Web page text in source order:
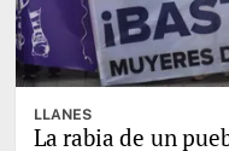
LLANES
La rabia de un